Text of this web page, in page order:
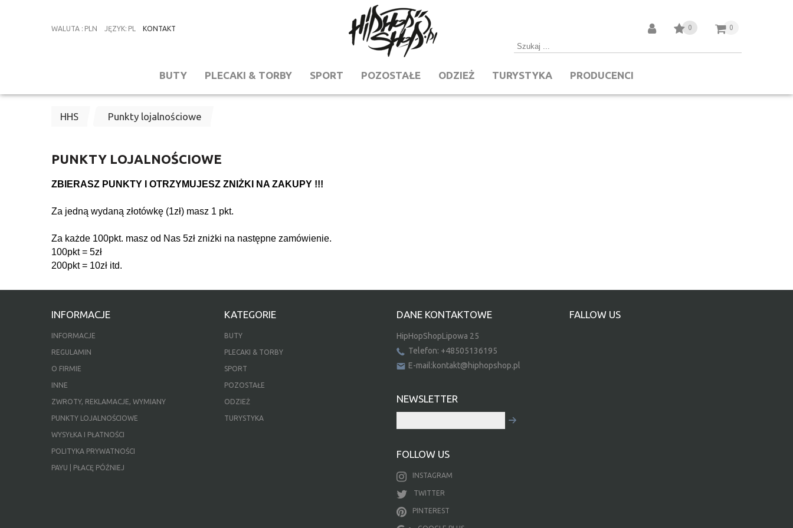
WALUTA : PLN JĘZYK: PL KONTAKT 0
0
BUTY PLECAKI & TORBY SPORT POZOSTAŁE ODZIEŻ TURYSTYKA PRODUCENCI
HHS Punkty lojalnościowe
PUNKTY LOJALNOŚCIOWE
ZBIERASZ PUNKTY I OTRZYMUJESZ ZNIŻKI NA ZAKUPY !!!
Za jedną wydaną złotówkę (1zł) masz 1 pkt.
Za każde 100pkt. masz od Nas 5zł zniżki na następne zamówienie.
100pkt = 5zł
200pkt = 10zł itd.
INFORMACJE
INFORMACJE
REGULAMIN
O FIRMIE
INNE
ZWROTY, REKLAMACJE, WYMIANY
PUNKTY LOJALNOŚCIOWE
WYSYŁKA I PŁATNOŚCI
POLITYKA PRYWATNOŚCI
PAYU | PŁACĘ PÓŹNIEJ
KATEGORIE
BUTY
PLECAKI & TORBY
SPORT
POZOSTAŁE
ODZIEŻ
TURYSTYKA
DANE KONTAKTOWE
HipHopShopLipowa 25
Telefon: +48505136195
E-mail:kontakt@hiphopshop.pl
NEWSLETTER
FOLLOW US
INSTAGRAM
TWITTER
PINTEREST
FALLOW US